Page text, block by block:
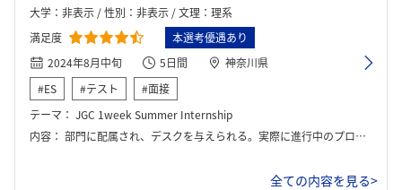
大学：非表示 / 性別：非表示 / 文理：理系
満足度
本選考優遇あり
2024年8月中旬
5日間
神奈川県
#ES
#テスト
#面接
テーマ： JGC 1week Summer Internship
内容： 部門に配属され、デスクを与えられる。実際に進行中のプロジェクトのお手伝いをする形で仕事を体験する。
全ての内容を見る>